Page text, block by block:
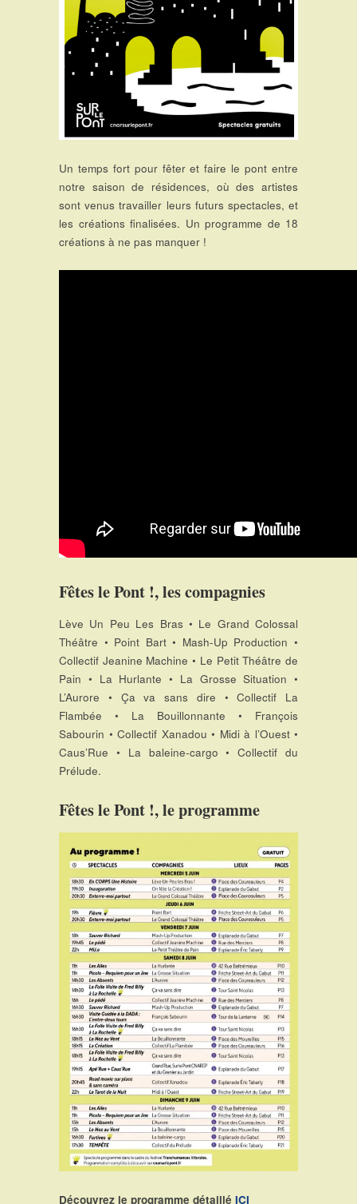
Un temps fort pour fêter et faire le pont entre
notre saison de résidences, où des artistes
sont venus travailler leurs futurs spectacles, et
les créations finalisées. Un programme de 18
créations à ne pas manquer !
Fêtes le Pont !, les compagnies
Lève Un Peu Les Bras • Le Grand Colossal
Théâtre • Point Bart • Mash-Up Production •
Collectif Jeanine Machine • Le Petit Théâtre de
Pain • La Hurlante • La Grosse Situation •
L’Aurore • Ça va sans dire • Collectif La
Flambée • La Bouillonnante • François
Sabourin • Collectif Xanadou • Midi à l’Ouest •
Caus’Rue • La baleine-cargo • Collectif du
Prélude.
Fêtes le Pont !, le programme
Découvrez le programme détaillé ICI